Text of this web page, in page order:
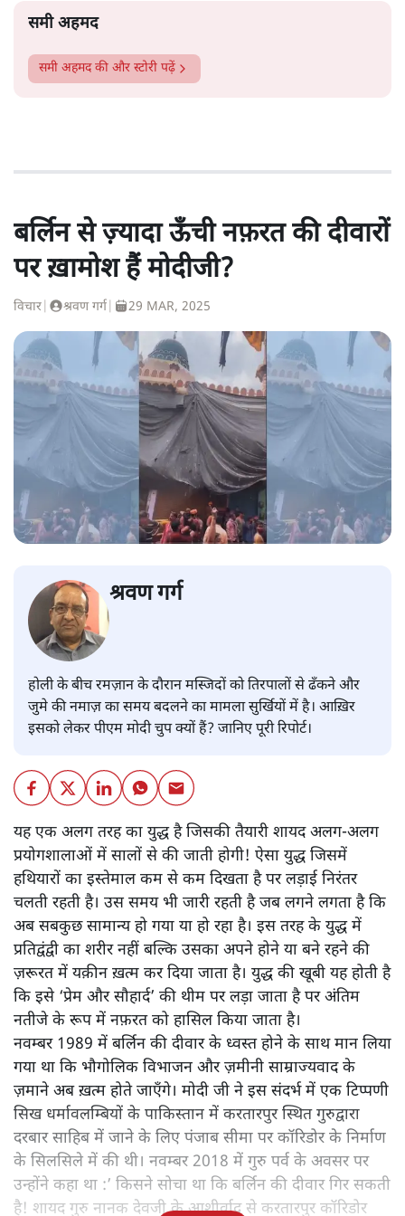
समी अहमद
समी अहमदकी और स्टोरी पढ़ें
बर्लिन से ज़्यादा ऊँची नफ़रत की दीवारों
पर ख़ामोश हैं मोदीजी?
विचार श्रवण गर्ग 29 MAR, 2025
श्रवण गर्ग
होली के बीच रमज़ान के दौरान मस्जिदों को तिरपालों से ढँकने और
जुमे की नमाज़ का समय बदलने का मामला सुर्खियों में है। आख़िर
इसको लेकर पीएम मोदी चुप क्यों हैं? जानिए पूरी रिपोर्ट।
यह एक अलग तरह का युद्ध है जिसकी तैयारी शायद अलग-अलग
प्रयोगशालाओं में सालों से की जाती होगी! ऐसा युद्ध जिसमें
हथियारों का इस्तेमाल कम से कम दिखता है पर लड़ाई निरंतर
चलती रहती है। उस समय भी जारी रहती है जब लगने लगता है कि
अब सबकुछ सामान्य हो गया या हो रहा है। इस तरह के युद्ध में
प्रतिद्वंद्वी का शरीर नहीं बल्कि उसका अपने होने या बने रहने की
ज़रूरत में यक़ीन ख़त्म कर दिया जाता है। युद्ध की खूबी यह होती है
कि इसे ‘प्रेम और सौहार्द’ की थीम पर लड़ा जाता है पर अंतिम
नतीजे के रूप में नफ़रत को हासिल किया जाता है।
नवम्बर 1989 में बर्लिन की दीवार के ध्वस्त होने के साथ मान लिया
गया था कि भौगोलिक विभाजन और ज़मीनी साम्राज्यवाद के
ज़माने अब ख़त्म होते जाएँगे। मोदी जी ने इस संदर्भ में एक टिप्पणी
सिख धर्मावलम्बियों के पाकिस्तान में करतारपुर स्थित गुरुद्वारा
दरबार साहिब में जाने के लिए पंजाब सीमा पर कॉरिडोर के निर्माण
के सिलसिले में की थी। नवम्बर 2018 में गुरु पर्व के अवसर पर
उन्होंने कहा था :’ किसने सोचा था कि बर्लिन की दीवार गिर सकती
है! शायद गुरु नानक देवजी के आशीर्वाद से करतारपुर कॉरिडोर